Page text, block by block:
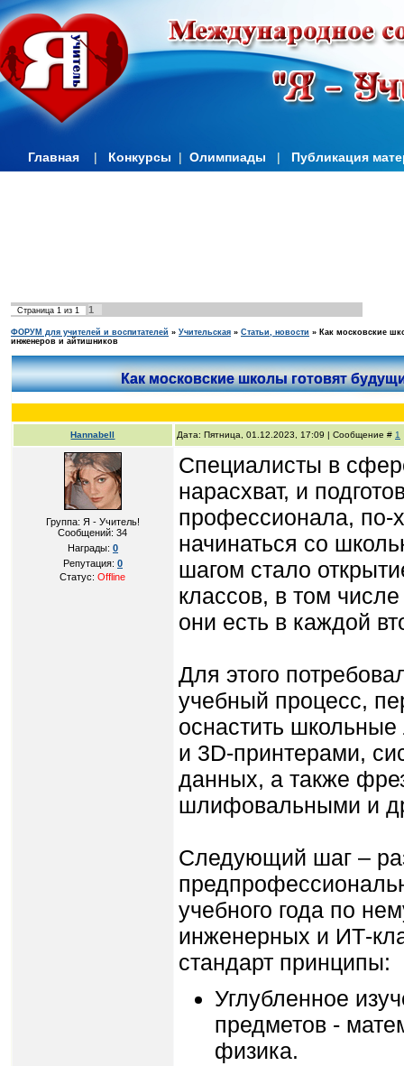
Главная | Конкурсы | Олимпиады | Публикация
Страница 1 из 1 1
ФОРУМ для учителей и воспитателей » Учительская » Статьи, новости » Как московские
инженеров и айтишников
Как московские школы готовят
Hannabell Дата: Пятница, 01.12.2023, 17:09 | Сообщение # 1
Группа: Я - Учитель!
Сообщений:34
Награды: 0
Репутация: 0
Статус:Offline
Специалисты в
нарасхват, и
профессионала,
начинаться со
шагом стало
классов, в том
они есть в каждой
Для этого
учебный процесс,
оснастить
и 3D-принтерами,
данных, а также
шлифовальными и
Следующий шаг –
учебного года по
инженерных и ИТ-
стандарт принципы:
Углубленное
предметов -
физика.